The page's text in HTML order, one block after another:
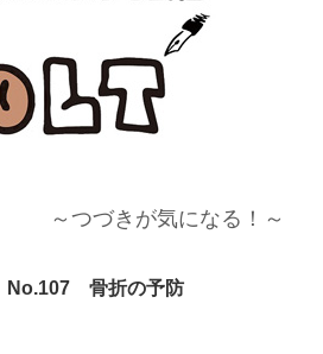
～つづきが気になる！～
No.107 骨折の予防